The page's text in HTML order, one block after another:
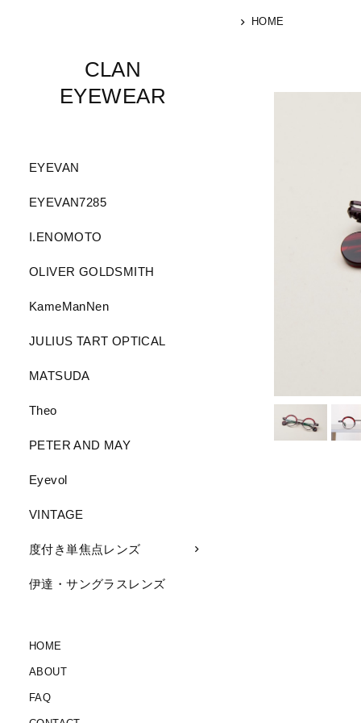
CLAN
EYEWEAR
EYEVAN
EYEVAN7285
I.ENOMOTO
OLIVER GOLDSMITH
KameManNen
JULIUS TART OPTICAL
MATSUDA
Theo
PETER AND MAY
Eyevol
VINTAGE
度付き単焦点レンズ
伊達・サングラスレンズ
HOME
ABOUT
FAQ
HOME